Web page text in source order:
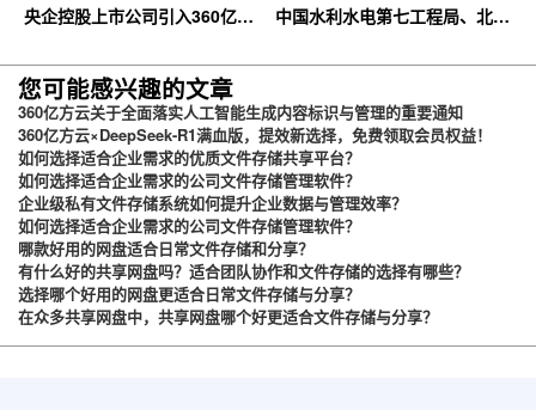
央企控股上市公司引入360亿方
台
中国水利水电第七工程局、北京
您可能感兴趣的文章
360亿方云关于全面落实人工智能生成内容标识与管理的重要通知
360亿方云×DeepSeek-R1满血版，提效新选择，免费领取会员权益！
如何选择适合企业需求的优质文件存储共享平台？
如何选择适合企业需求的公司文件存储管理软件？
企业级私有文件存储系统如何提升企业数据与管理效率？
如何选择适合企业需求的公司文件存储管理软件？
哪款好用的网盘适合日常文件存储和分享？
有什么好的共享网盘吗？适合团队协作和文件存储的选择有哪些？
选择哪个好用的网盘更适合日常文件存储与分享？
在众多共享网盘中，共享网盘哪个好更适合文件存储与分享？